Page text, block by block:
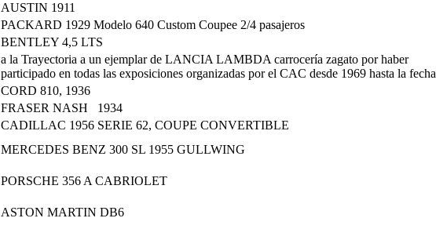
AUSTIN 1911
PACKARD 1929 Modelo 640 Custom Coupee 2/4 pasajeros
BENTLEY 4,5 LTS
a la Trayectoria a un ejemplar de LANCIA LAMBDA carrocería zagato por haber
participado en todas las exposiciones organizadas por el CAC desde 1969 hasta la fecha
CORD 810, 1936
FRASER NASH 1934
CADILLAC 1956 SERIE 62, COUPE CONVERTIBLE
MERCEDES BENZ 300 SL 1955 GULLWING
PORSCHE 356 A CABRIOLET
ASTON MARTIN DB6